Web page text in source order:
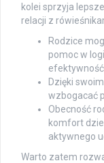
kolei sprzyja
relacji z
Rodzice
pomoc w
efektywność.
Dzięki
wzbogacać
Obecność
komfort
aktywnego
Warto zatem